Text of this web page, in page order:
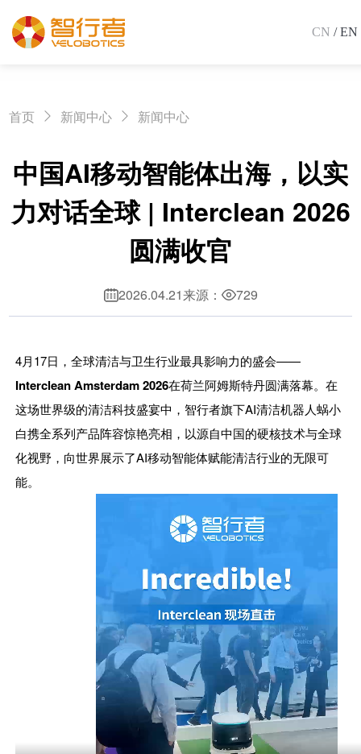
CN / EN
首页 新闻中心 新闻中心
中国AI移动智能体出海，以实
力对话全球 | Interclean 2026
圆满收官
2026.04.21来源： 729
4月17日，全球清洁与卫生行业最具影响力的盛会——
Interclean Amsterdam 2026在荷兰阿姆斯特丹圆满落幕。在
这场世界级的清洁科技盛宴中， 智行者旗下AI清洁机器人蜗小
白携全系列产品阵容惊艳亮相，以源自中国的硬核技术与全球
化视野，向世界展示了AI移动智能体赋能清洁行业的无限可
能。